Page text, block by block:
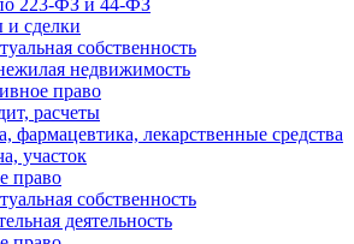
223-ФЗ и 44-ФЗ
и сделки
собственность
недвижимость
право
расчеты
фармацевтика, лекарственные средства
участок
право
собственность
деятельность